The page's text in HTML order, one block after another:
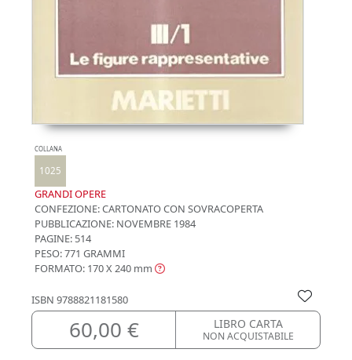
COLLANA
1025
GRANDI OPERE
CONFEZIONE:CARTONATO CON SOVRACOPERTA
PUBBLICAZIONE: NOVEMBRE 1984
PAGINE: 514
PESO: 771 GRAMMI
FORMATO: 170 X 240 mm
ISBN 9788821181580
60,00 € LIBRO CARTA
NON ACQUISTABILE